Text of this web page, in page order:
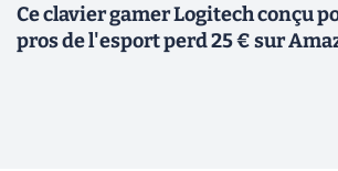
Ce clavier gamer Logitech conçu
pros de l'esport perd 25 € sur